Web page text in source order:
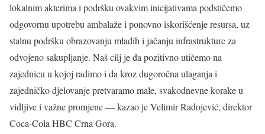
lokalnim akterima i podršku ovakvim inicijativama podstičemo
odgovornu upotrebu ambalaže i ponovno iskorišćenje resursa, uz
stalnu podršku obrazovanju mladih i jačanju infrastrukture za
odvojeno sakupljanje. Naš cilj je da pozitivno utičemo na
zajednicu u kojoj radimo i da kroz dugoročna ulaganja i
zajedničko djelovanje pretvaramo male, svakodnevne korake u
vidljive i važne promjene — kazao je Velimir Radojević, direktor
Coca-Cola HBC Crna Gora.